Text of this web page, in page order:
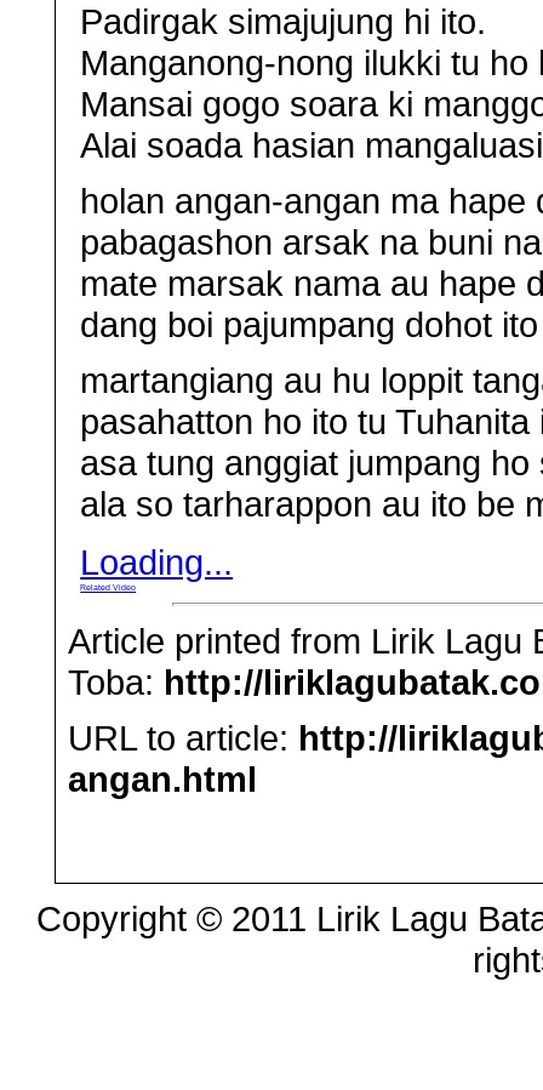
Padirgak simajujung hi ito.
Manganong-nong ilukki tu ho
Mansai gogo soara ki
Alai soada hasian
holan angan-angan ma hape
pabagashon arsak na buni
mate marsak nama au hape
dang boi pajumpang dohot
martangiang au hu loppit
pasahatton ho ito tu Tuhanita
asa tung anggiat jumpang
ala so tarharappon au ito be
Loading...
Related Video
Article printed from Lirik Lagu
Toba: http://
URL to article: http://
angan.html
Copyright © 2011 Lirik Lagu